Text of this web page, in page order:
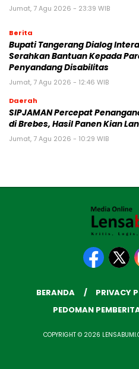
Jumat, 7 Agu 2026 - 23:39 WIB
Berita
Bupati Tangerang Dialog
Serahkan Bantuan Kepada
Penyandang Disabilitas
Jumat, 7 Agu 2026 - 12:46 WIB
Daerah
SIPJAMAN Percepat
di Brebes, Hasil Panen Kian
Jumat, 7 Agu 2026 - 10:29 WIB
BERANDA PRIVACY
PEDOMAN
COPYRIGHT © 2026